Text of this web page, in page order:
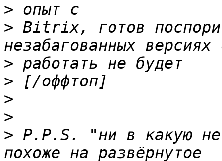
>
> Bitrix, готов
>
>
>
>
> P.P.S. "ни в какую не